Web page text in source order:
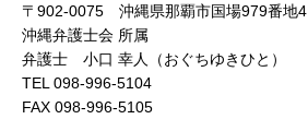
〒902-0075 沖縄県那覇市国場979番地4
沖縄弁護士会 所属
弁護士 小口 幸人（おぐちゆきひと）
TEL 098-996-5104
FAX 098-996-5105